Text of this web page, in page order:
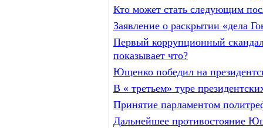
Кто может стать следующим
Заявление о раскрытии «дела
Первый коррупционный
показывает что?
Ющенко победил на
В « третьем» туре
Принятие парламентом
Дальнейшее противостояние